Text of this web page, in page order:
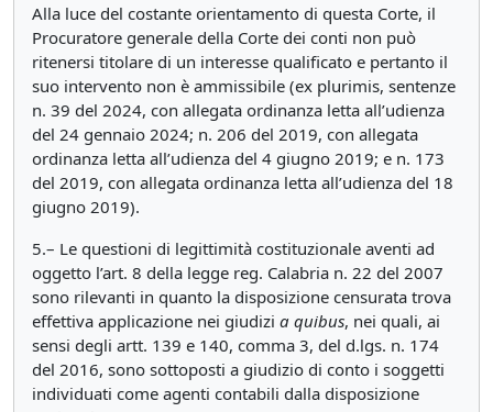
Alla luce del costante orientamento di questa Corte, il
Procuratore generale della Corte dei conti non può
ritenersi titolare di un interesse qualificato e pertanto il
suo intervento non è ammissibile (ex plurimis, sentenze
n. 39 del 2024, con allegata ordinanza letta all’udienza
del 24 gennaio 2024; n. 206 del 2019, con allegata
ordinanza letta all’udienza del 4 giugno 2019; e n. 173
del 2019, con allegata ordinanza letta all’udienza del 18
giugno 2019).
5.– Le questioni di legittimità costituzionale aventi ad
oggetto l’art. 8 della legge reg. Calabria n. 22 del 2007
sono rilevanti in quanto la disposizione censurata trova
effettiva applicazione nei giudizi a quibus, nei quali, ai
sensi degli artt. 139 e 140, comma 3, del d.lgs. n. 174
del 2016, sono sottoposti a giudizio di conto i soggetti
individuati come agenti contabili dalla disposizione